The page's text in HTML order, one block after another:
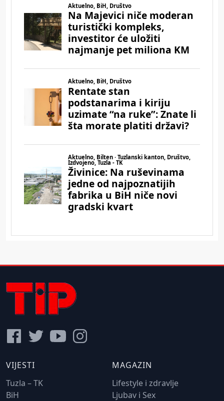
VIJESTI
Tuzla – TK
BiH
MAGAZIN
Lifestyle i zdravlje
Ljubav i Sex